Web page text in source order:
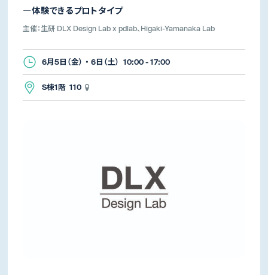
―体験できるプロトタイプ
主催：生研 DLX Design Lab x pdlab、Higaki-Yamanaka Lab
6月5日（金） ・ 6日（土） 10:00 - 17:00
S棟1階 110